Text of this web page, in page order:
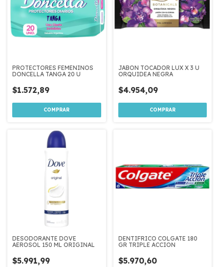
PROTECTORES FEMENINOS
DONCELLA TANGA 20 U
$1.572,89
JABON TOCADOR LUX X 3 U
ORQUIDEA NEGRA
$4.954,09
DESODORANTE DOVE
AEROSOL 150 ML ORIGINAL
$5.991,99
DENTIFRICO COLGATE 180
GR TRIPLE ACCION
$5.970,60